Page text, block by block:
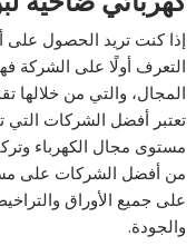
إذا كنت تريد الحصول
التعرف أولًا على الشركة
المجال، والتي من خلالها
تعتبر أفضل الشركات التي
مستوى مجال الكهرباء
من أفضل الشركات على
على جميع الأوراق
والجودة.